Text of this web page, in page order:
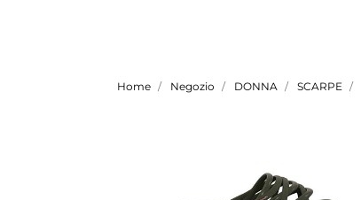
Home Negozio DONNA SCARPE